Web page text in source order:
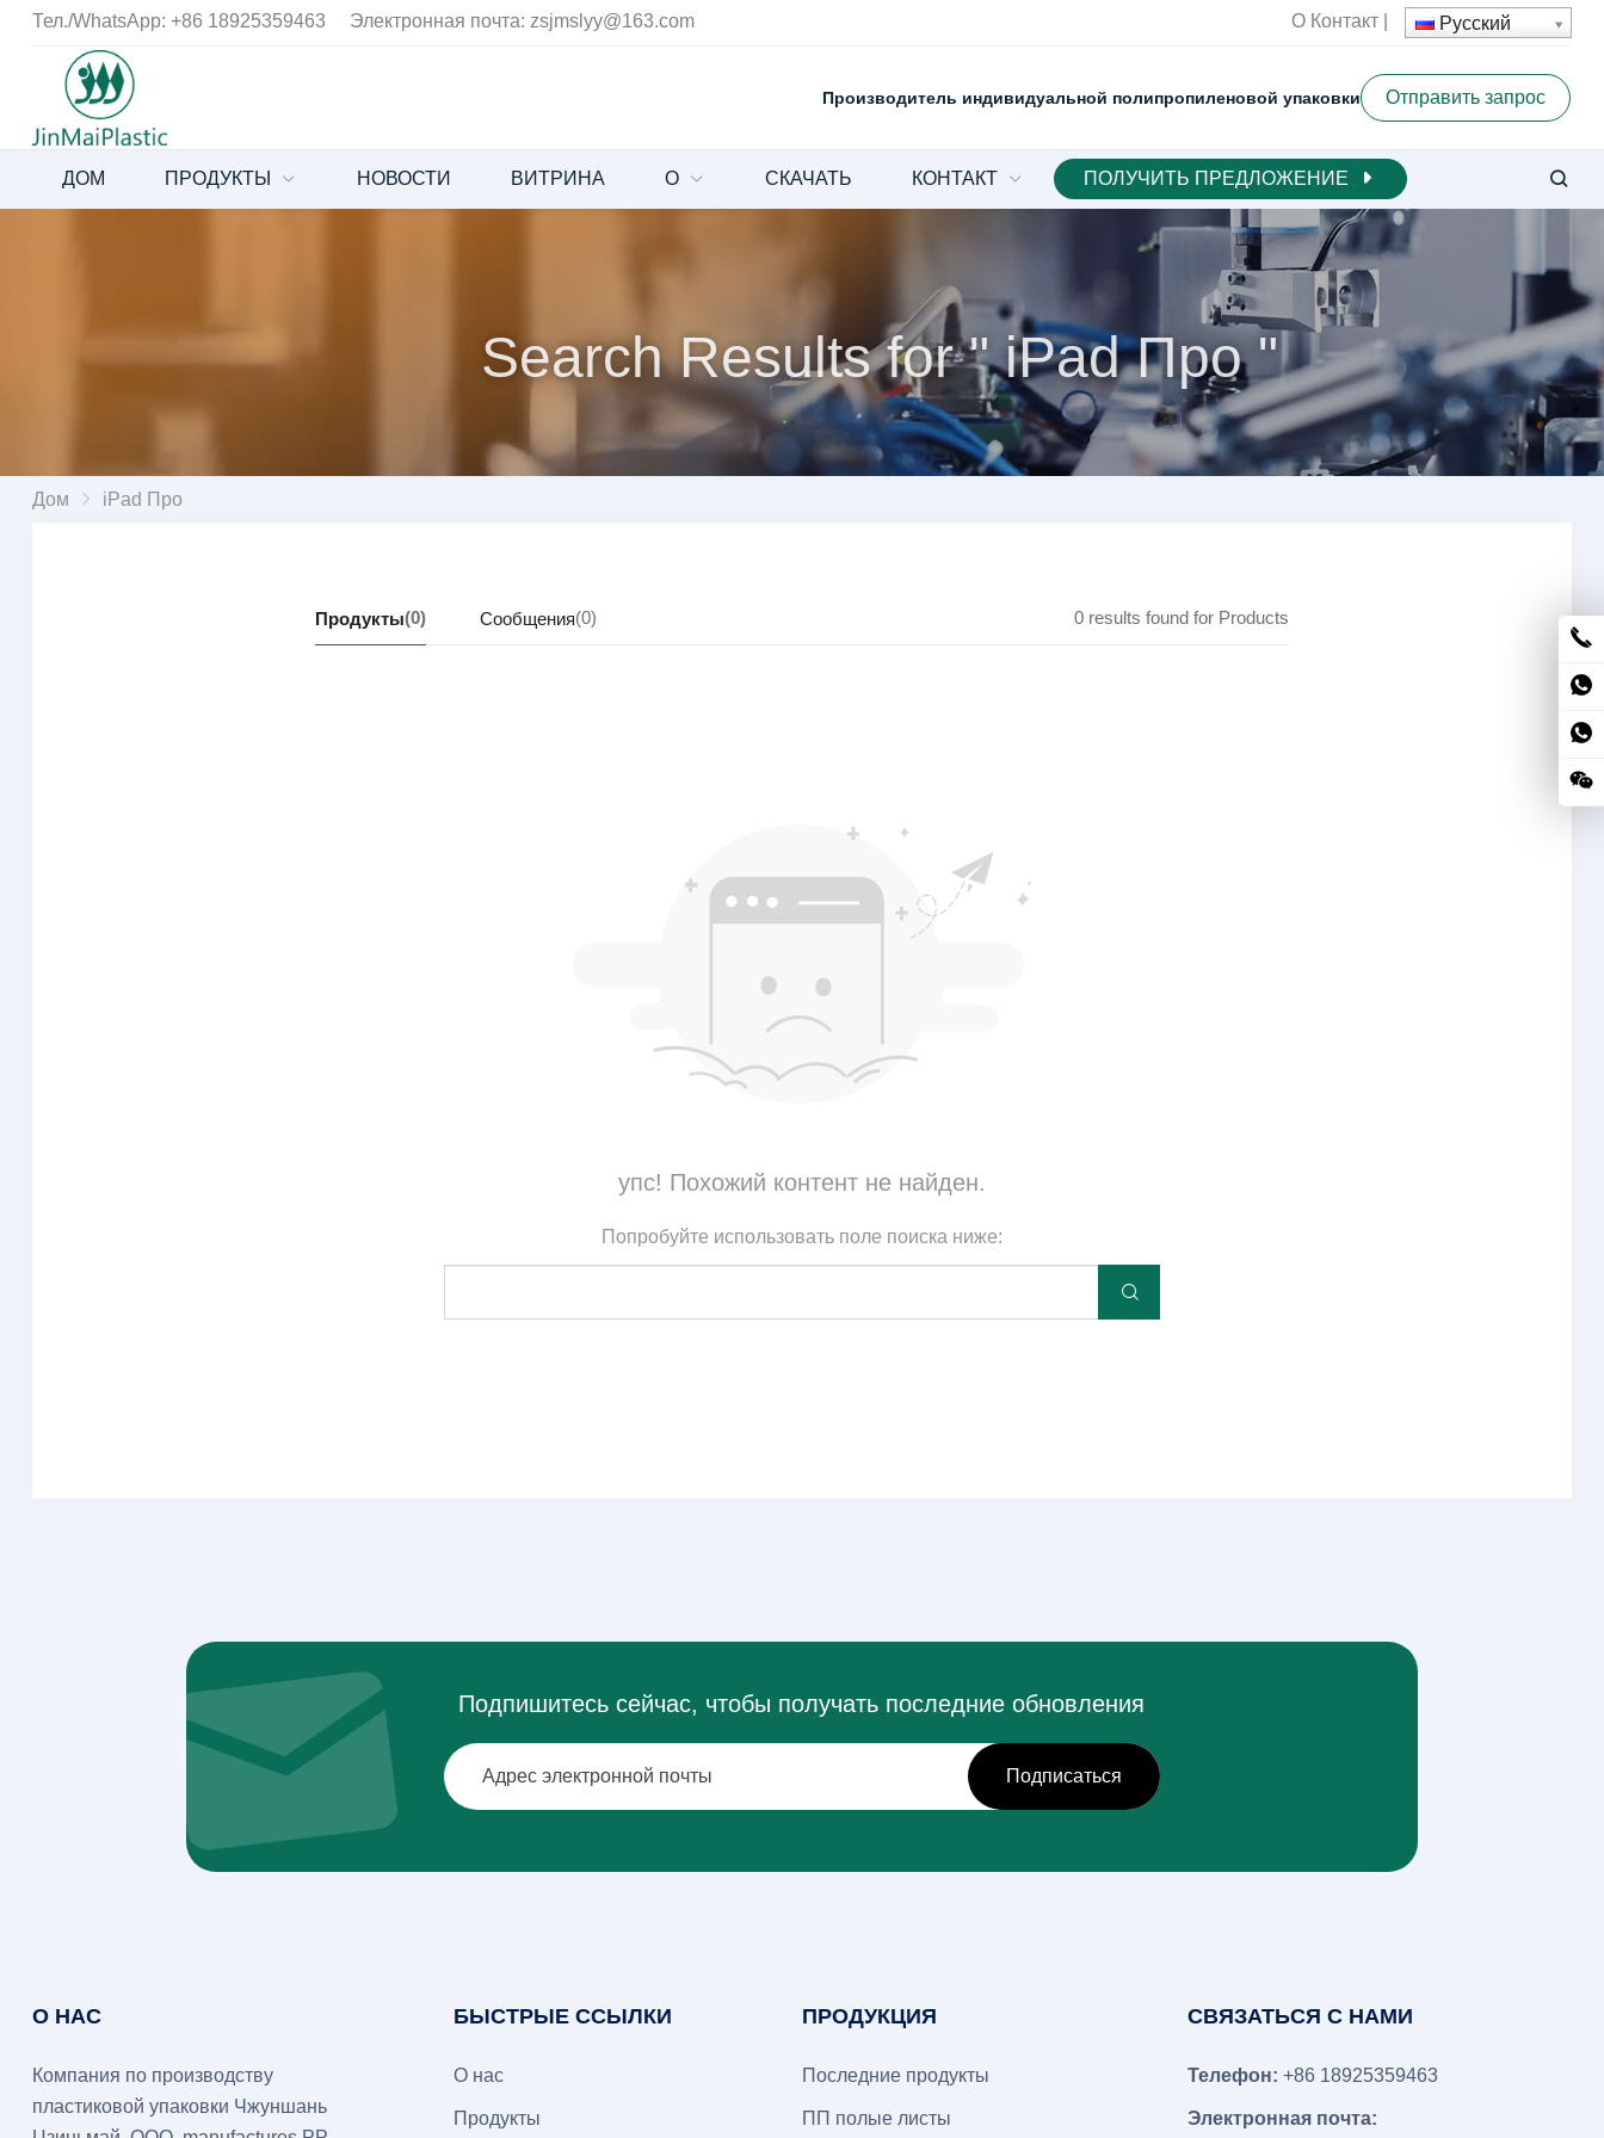
Тел./WhatsApp: +86 18925359463 Электронная почта: zsjmslyy@163.com О Контакт Русский
Производитель индивидуальной полипропиленовой упаковки Отправить запрос
ДОМ ПРОДУКТЫ НОВОСТИ ВИТРИНА О СКАЧАТЬ КОНТАКТ ПОЛУЧИТЬ ПРЕДЛОЖЕНИЕ
Search Results for" iPad Про "
Дом iPad Про
Продукты(0) Сообщения(0) 0 results found for Products
упс! Похожий контент не найден.
Попробуйте использовать поле поиска ниже:
Подпишитесь сейчас, чтобы получать последние обновления
О НАС
Компания по производству
пластиковой упаковки Чжуншань
БЫСТРЫЕ ССЫЛКИ
О нас
Продукты
ПРОДУКЦИЯ
Последние продукты
ПП полые листы
СВЯЗАТЬСЯ С НАМИ
Телефон: +86 18925359463
Электронная почта: